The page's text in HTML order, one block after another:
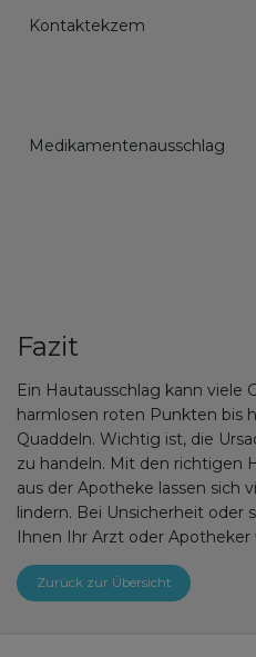
Zurück zur Übersicht
Kontaktekzem
Medikamentenausschlag
Fazit
Ein Hautausschlag kann viele
harmlosen roten Punkten bis
Quaddeln. Wichtig ist, die
zu handeln. Mit den richtigen
aus der Apotheke lassen sich
lindern. Bei Unsicherheit
Ihnen Ihr Arzt oder Apotheker